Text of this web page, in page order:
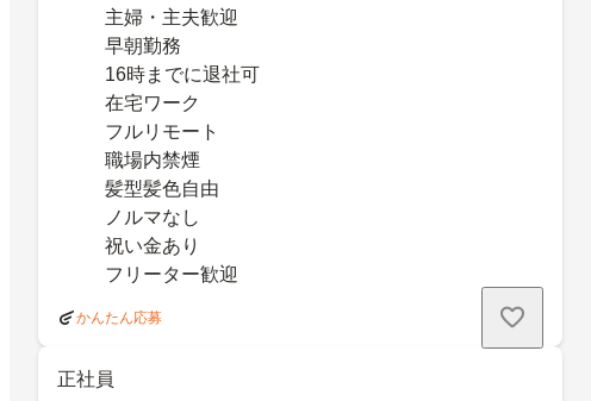
主婦・主夫歓迎
早朝勤務
16時までに退社可
在宅ワーク
フルリモート
職場内禁煙
髪型髪色自由
ノルマなし
祝い金あり
フリーター歓迎
かんたん応募
正社員